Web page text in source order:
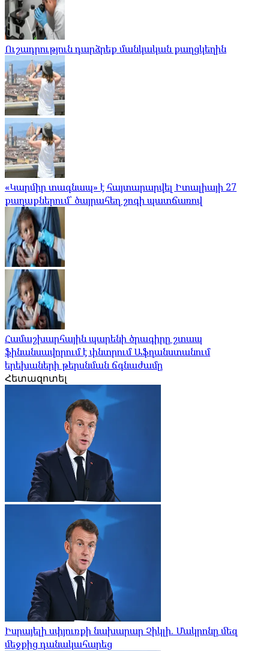
Ուշադրություն դարձրեք մանկական քաղցկեղին
«Կարմիր տագնապ» է հայտարարվել Իտալիայի 27
քաղաքներում՝ ծայրահեղ շոգի պատճառով
Համաշխարհային պարենի ծրագիրը շտապ
ֆինանսավորում է փնտրում Աֆղանստանում
երեխաների թերսնման ճգնաժամը
Հետազոտել
Իսրայելի սփյուռքի նախարար Չիկլի. Մակրոնը մեզ
մեջքից դանակահարեց